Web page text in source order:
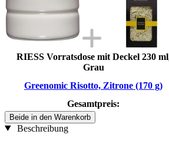
RIESS Vorratsdose mit Deckel 230
Grau
Greenomic Risotto, Zitrone (170 g)
Gesamtpreis:
Beide in den Warenkorb
Beschreibung